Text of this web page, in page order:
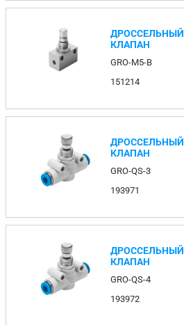
ДРОССЕЛЬНЫЙ
КЛАПАН
GRO-M5-B
151214
ДРОССЕЛЬНЫЙ
КЛАПАН
GRO-QS-3
193971
ДРОССЕЛЬНЫЙ
КЛАПАН
GRO-QS-4
193972